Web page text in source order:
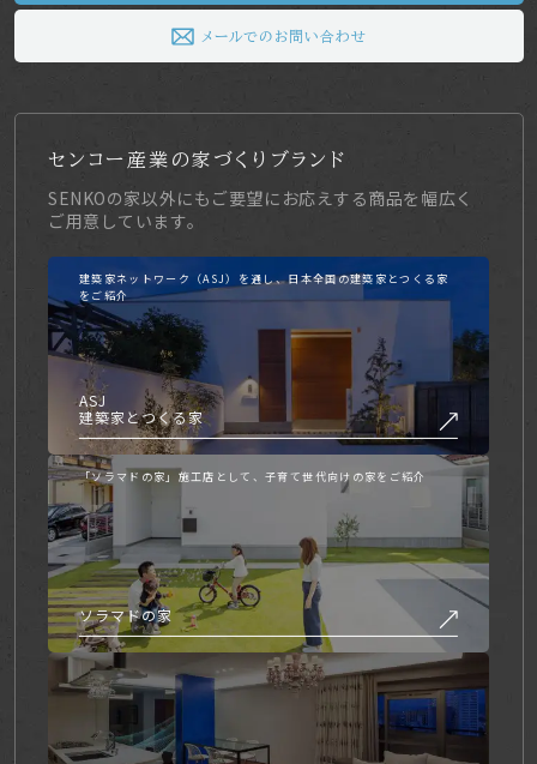
メールでのお問い合わせ
センコー産業の家づくりブランド
SENKOの家以外にもご要望にお応えする商品を幅広く
ご用意しています。
建築家ネットワーク（ASJ）を通し、日本全国の建築家とつくる家
をご紹介
ASJ
建築家とつくる家
「ソラマドの家」施工店として、子育て世代向けの家をご紹介
ソラマドの家